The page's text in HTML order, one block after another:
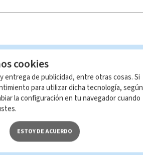
de TELEDIARIO; su reproducción no
cookies
entrega de publicidad, entre otras cosas. Si
para utilizar dicha tecnología, según
la configuración en tu navegador cuando
ESTOY DE ACUERDO